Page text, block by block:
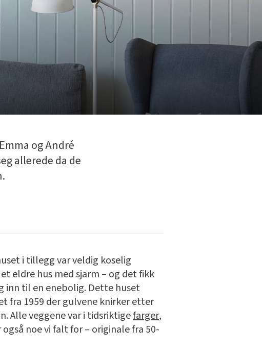
og André
allerede da de
i tillegg var veldig koselig
eldre hus med sjarm – og det fikk
inn til en enebolig. Dette huset
fra 1959 der gulvene knirker etter
Alle veggene var i tidsriktigefarger,
noe vi falt for – originale fra 50-